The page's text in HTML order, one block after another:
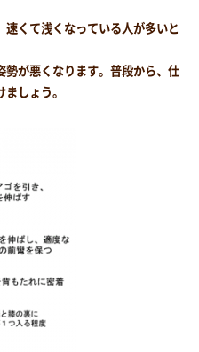
くて浅くなっている人が多いと
勢が悪くなります。普段から、仕
しょう。